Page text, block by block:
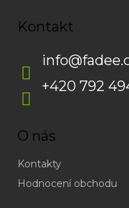
Kontakt
info@
+420 792
O nás
Kontakty
Hodnocení obchodu